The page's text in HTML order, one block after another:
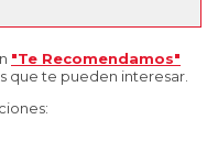
"Te Recomendamos"
que te pueden interesar.